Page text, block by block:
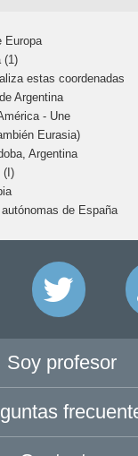
Europa
(1)
estas coordenadas
Argentina
- Une
Eurasia)
Argentina
(I)
de España
Soy profesor